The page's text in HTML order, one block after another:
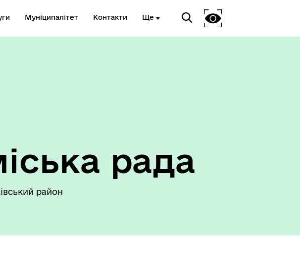
Муніципалітет Контакти Ще
сесії
рада
район